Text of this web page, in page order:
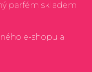
parfém skladem
e-shopu a